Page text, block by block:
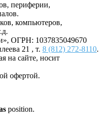
периферии,
компьютеров,
, ОГРН: 1037835049670
21 , т. 8 (812) 272-8110.
на сайте, носит
офертой.
position.